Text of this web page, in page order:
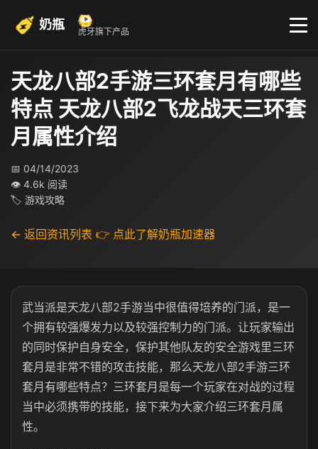
奶瓶 虎牙旗下产品
天龙八部2手游三环套月有哪些
特点 天龙八部2飞龙战天三环套
月属性介绍
📅 04/14/2023
👁 4.6k 阅读
🏷 游戏攻略
← 返回资讯列表 👉 点此了解奶瓶加速器
武当派是天龙八部2手游当中很值得培养的门派，是一
个拥有较强爆发力以及较强控制力的门派。让玩家输出
的同时保护自身安全，保护其他队友的安全游戏里三环
套月是非常不错的攻击技能，那么天龙八部2手游三环
套月有哪些特点？三环套月是每一个玩家在对战的过程
当中必须携带的技能，接下来为大家介绍三环套月属
性。